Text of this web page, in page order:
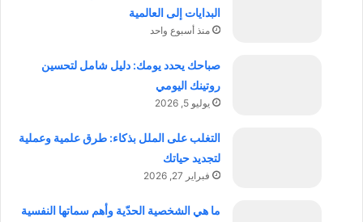
البدايات إلى العالمية
منذ أسبوع واحد
صباحك يحدد يومك: دليل شامل لتحسين
روتينك اليومي
يوليو 5, 2026
التغلب على الملل بذكاء: طرق علمية وعملية
لتجديد حياتك
فبراير 27, 2026
ما هي الشخصية الحدّية وأهم سماتها النفسية